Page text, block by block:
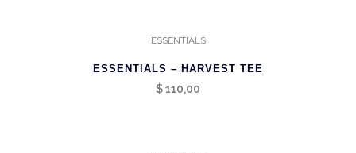
ESSENTIALS
ESSENTIALS – HARVEST TEE
$110,00